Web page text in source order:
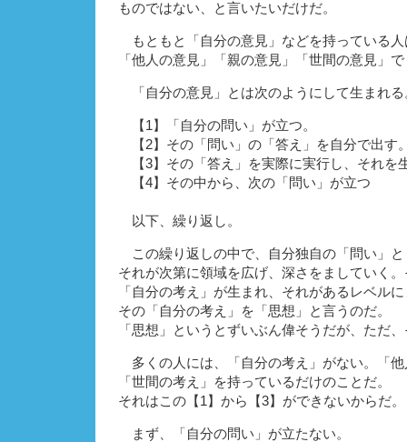
ものではない、と言いたいだけだ。
もともと「自分の意見」などを持っている
「他人の意見」「親の意見」「世間の意見」
「自分の意見」とは次のようにして生まれる
【1】「自分の問い」が立つ。
【2】その「問い」の「答え」を自分で出す
【3】その「答え」を実際に実行し、それを
【4】その中から、次の「問い」が立つ
以下、繰り返し。
この繰り返しの中で、自分独自の「問い」
それが次第に領域を広げ、深さをましていく
「自分の考え」が生まれ、それがあるレベル
その「自分の考え」を「思想」と言うのだ。
「思想」というとずいぶん偉そうだが、ただ
多くの人には、「自分の考え」がない。「
「世間の考え」を持っているだけのことだ。
それはこの【1】から【3】ができないからだ。
まず、「自分の問い」が立たない。